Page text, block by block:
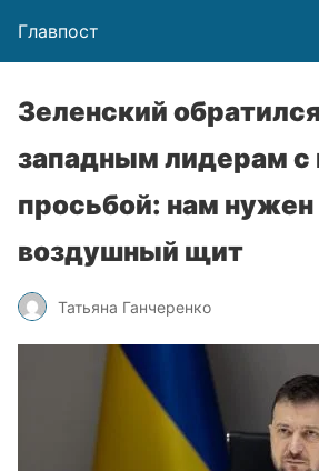
Главпост
Зеленский
западным лидерам с
просьбой: нам нужен
воздушный щит
Татьяна Ганчеренко